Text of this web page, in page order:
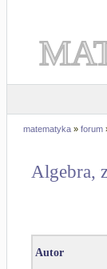
matematyka » forum
Algebra,
Autor